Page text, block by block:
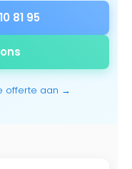
81 95
offerte aan →